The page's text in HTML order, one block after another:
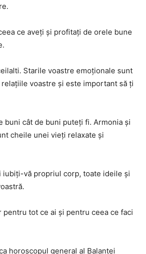
ce aveți și profitați de orele bune
Starile voastre emoționale sunt
voastre și este important să ți
buni cât de buni puteți fi. Armonia și
cheile unei vieți relaxate și
iubiți-vă propriul corp, toate ideile și
pentru tot ce ai și pentru ceea ce faci
horoscopul general al Balanței